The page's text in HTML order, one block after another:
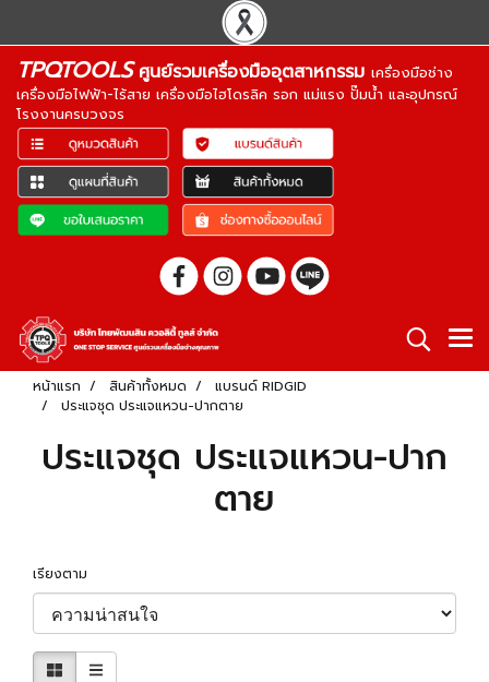
TPQTOOLSศูนย์รวมเครื่องมืออุตสาหกรรม เครื่องมือช่าง
เครื่องมือไฟฟ้า-ไร้สาย เครื่องมือไฮโดรลิค รอก แม่แรง ปั๊มน้ำ และอุปกรณ์
โรงงานครบวงจร
หน้าแรก สินค้าทั้งหมด
แบรนด์ RIDGID
ประแจชุด ประแจแหวน-ปากตาย
ประแจชุด ประแจแหวน-ปาก
ตาย
เรียงตาม